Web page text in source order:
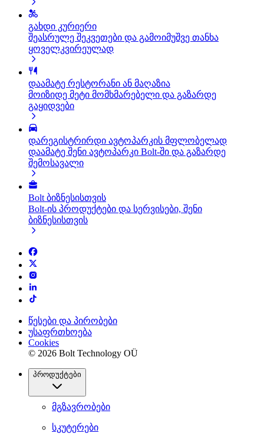
გახდი კურიერი
შეასრულე შეკვეთები და გამოიმუშვე თანხა
ყოველკვირეულად
დაამატე რესტორანი ან მაღაზია
მოიზიდე მეტი მომხმარებელი და გაზარდე
გაყიდვები
დარეგისტრირდი ავტოპარკის მფლობელად
დაამატე შენი ავტოპარკი Bolt-ში და გაზარდე
შემოსავალი
Bolt ბიზნესისთვის
Bolt-ის პროდუქტები და სერვისები, შენი
ბიზნესისთვის
წესები და პირობები
უსაფრთხოება
Cookies
© 2026 Bolt Technology OÜ
პროდუქტები
მგზავრობები
სკუტერები